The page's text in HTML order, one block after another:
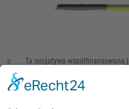
Ta inicjatywa współfinansowana
parlamentarzystów Landtagu